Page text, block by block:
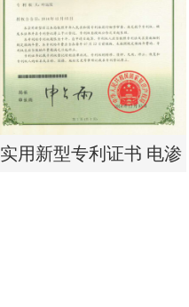
析器用浓水隔板组件
实用新型专利证书 电渗